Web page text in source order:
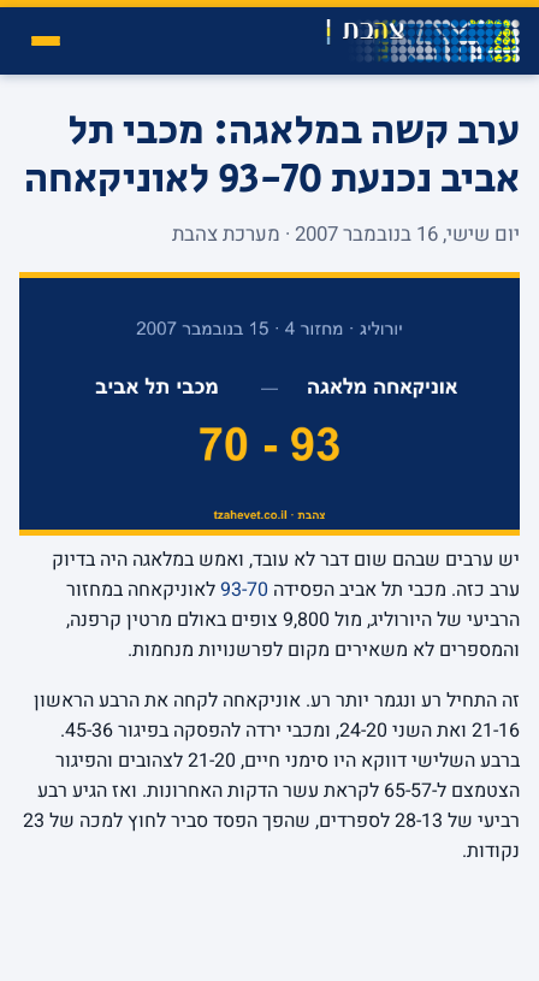
ערב קשה במלאגה: מכבי תל
אביב נכנעת 93-70 לאוניקאחה
יום שישי, 16 בנובמבר 2007 · מערכת צהבת
יש ערבים שבהם שום דבר לא עובד, ואמש במלאגה היה בדיוק
ערב כזה. מכבי תל אביב הפסידה 93-70לאוניקאחה במחזור
הרביעי של היורוליג, מול 9,800 צופים באולם מרטין קרפנה,
והמספרים לא משאירים מקום לפרשנויות מנחמות.
זה התחיל רע ונגמר יותר רע. אוניקאחה לקחה את הרבע הראשון
21-16 ואת השני 24-20, ומכבי ירדה להפסקה בפיגור 45-36.
ברבע השלישי דווקא היו סימני חיים, 21-20 לצהובים והפיגור
הצטמצם ל-65-57 לקראת עשר הדקות האחרונות. ואז הגיע רבע
רביעי של 28-13 לספרדים, שהפך הפסד סביר לחוץ למכה של 23
נקודות.